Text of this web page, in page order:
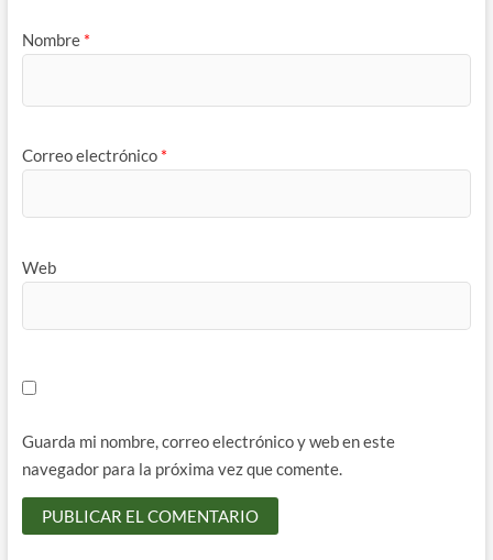
Nombre *
Correo electrónico *
Web
Guarda mi nombre, correo electrónico y web en este
navegador para la próxima vez que comente.